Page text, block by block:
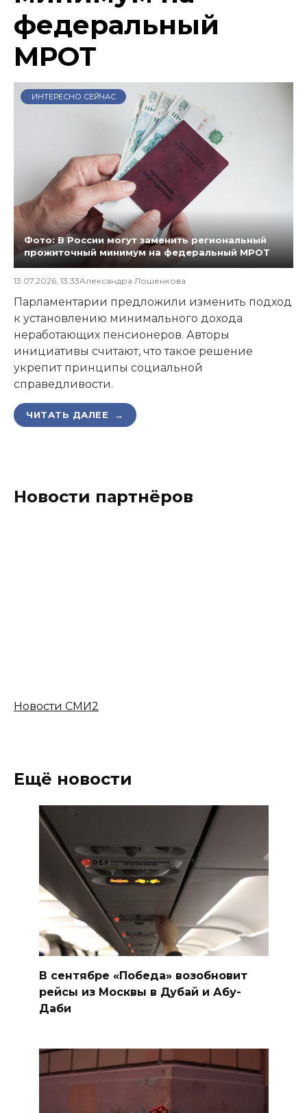
федеральный
МРОТ
ИНТЕРЕСНО СЕЙЧАС
Фото: В России могут заменить региональный
прожиточный минимум на федеральный МРОТ
13.07.2026, 13:33Александра Лошенкова
Парламентарии предложили изменить подход
к установлению минимального дохода
неработающих пенсионеров. Авторы
инициативы считают, что такое решение
укрепит принципы социальной
справедливости.
ЧИТАТЬ ДАЛЕЕ →
Новости партнёров
Новости СМИ2
Ещё новости
В сентябре «Победа» возобновит
рейсы из Москвы в Дубай и Абу-
Даби